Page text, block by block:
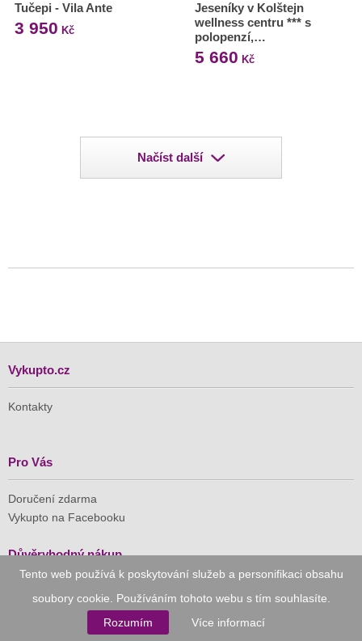
Tento web používá k poskytování služeb a personifikaci obsahu
soubory cookie. Používáním tohoto webu s tím souhlasíte.
Rozumím
Více informací
Tučepi - Vila Ante
3 950 Kč
Jeseníky v Kolštejn
wellness centru *** s
polopenzí,…
5 660 Kč
Načíst další
Vykupto.cz
Kontakty
Pro Vás
Doručení zdarma
Vykupto na Facebooku
Důvěryhodný nákup
Naše společnost je členem Asociace pro elektronickou